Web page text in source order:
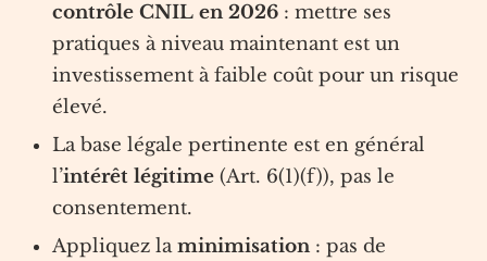
contrôle CNIL en 2026 : mettre ses
pratiques à niveau maintenant est un
investissement à faible coût pour un risque
élevé.
La base légale pertinente est en général
l’intérêt légitime (Art. 6(1)(f)), pas le
consentement.
Appliquez laminimisation : pas de